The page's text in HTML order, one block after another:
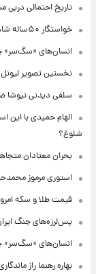
تاریخ احتمالی دربی
خواستگار ۵۰ساله شاهدخت لئونور بازداشت شد
انسان‌های «سگ‌سر» چه
نخستین تصویر لیونل
سلفی دیدنی نیوشا
الهام حمیدی با این
شلوغ؟
بحران معتادان متجاهر
استوری مرموز
قیمت طلا و سکه امروز یکشنبه ۱۸ مرداد ۱۴۰۵/
پس‌لرزه‌های جنگ ایران
انسان‌های «سگ‌سر» چه
بهاره رهنما راز